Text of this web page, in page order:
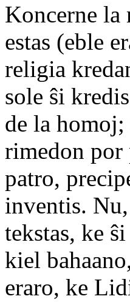
Koncerne la
estas (eble
religia
sole ŝi
de la
rimedon por
patro,
inventis.
tekstas, ke
kiel
eraro, ke